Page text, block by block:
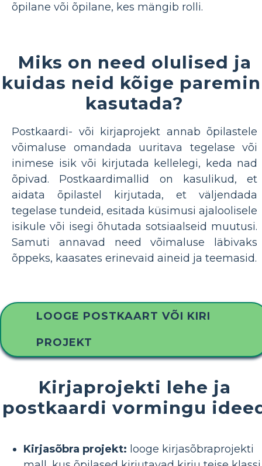
õpilane või õpilane, kes mängib rolli.
Miks on need olulised ja
kuidas neid kõige
kasutada?
Postkaardi- või kirjaprojekt annab õpilastele
võimaluse omandada uuritava tegelase või
inimese isik või kirjutada kellelegi, keda nad
õpivad. Postkaardimallid on kasulikud, et
aidata õpilastel kirjutada, et väljendada
tegelase tundeid, esitada küsimusi ajaloolisele
isikule või isegi õhutada sotsiaalseid muutusi.
Samuti annavad need võimaluse läbivaks
õppeks, kaasates erinevaid aineid ja teemasid.
LOOGE POSTKAART VÕI KIRI
PROJEKT
Kirjaprojekti lehe ja
postkaardi vormingu
Kirjasõbra projekt: looge kirjasõbraprojekti